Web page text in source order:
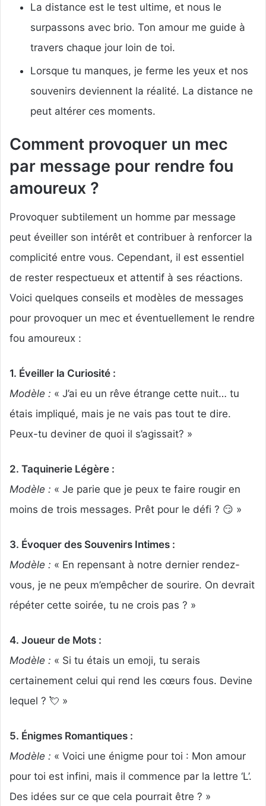
La distance est le test ultime, et nous le
surpassons avec brio. Ton amour me guide à
travers chaque jour loin de toi.
Lorsque tu manques, je ferme les yeux et nos
souvenirs deviennent la réalité. La distance ne
peut altérer ces moments.
Comment provoquer un mec
par message pour rendre fou
amoureux ?
Provoquer subtilement un homme par message
peut éveiller son intérêt et contribuer à renforcer la
complicité entre vous. Cependant, il est essentiel
de rester respectueux et attentif à ses réactions.
Voici quelques conseils et modèles de messages
pour provoquer un mec et éventuellement le rendre
fou amoureux :
1. Éveiller la Curiosité :
Modèle : « J’ai eu un rêve étrange cette nuit… tu
étais impliqué, mais je ne vais pas tout te dire.
Peux-tu deviner de quoi il s’agissait? »
2. Taquinerie Légère :
Modèle : « Je parie que je peux te faire rougir en
moins de trois messages. Prêt pour le défi ? 😏 »
3. Évoquer des Souvenirs Intimes :
Modèle : « En repensant à notre dernier rendez-
vous, je ne peux m’empêcher de sourire. On devrait
répéter cette soirée, tu ne crois pas ? »
4. Joueur de Mots :
Modèle : « Si tu étais un emoji, tu serais
certainement celui qui rend les cœurs fous. Devine
lequel ? 💘 »
5. Énigmes Romantiques :
Modèle : « Voici une énigme pour toi : Mon amour
pour toi est infini, mais il commence par la lettre ‘L’.
Des idées sur ce que cela pourrait être ? »